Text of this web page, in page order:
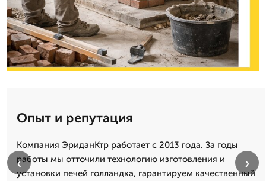
Опыт и репутация
Компания ЭриданКтр работает с 2013 года. За годы
работы мы отточили технологию изготовления и
установки печей голландка, гарантируем качественный
‹ ›